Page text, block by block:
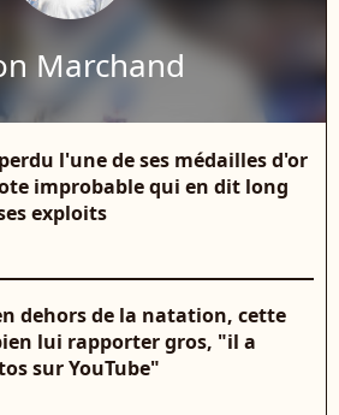
Marchand
l'une de ses médailles d'or
improbable qui en dit long
exploits
dehors de la natation, cette
lui rapporter gros, "il a
sur YouTube"